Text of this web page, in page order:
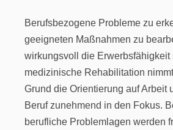
Berufsbezogene Probleme zu
geeigneten Maßnahmen zu
wirkungsvoll die Erwerbsfähigkeit
medizinische Rehabilitation
Grund die Orientierung auf Arbeit
Beruf zunehmend in den Fokus.
berufliche Problemlagen werden